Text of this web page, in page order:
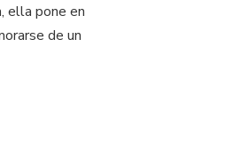
ella pone en
de un